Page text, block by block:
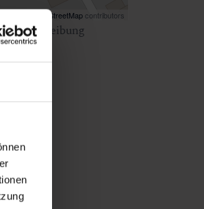
OpenStreetMap contributors